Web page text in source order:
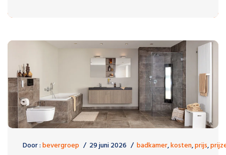
Door :bevergroep 29 juni 2026 badkamer,kosten,prijs,